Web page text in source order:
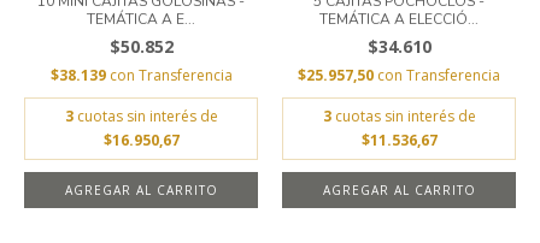
TEMÁTICA A E...
$50.852
$38.139 con Transferencia
3 cuotas sin interés de
$16.950,67
TEMÁTICA A ELECCIÓ...
$34.610
$25.957,50 con Transferencia
3 cuotas sin interés de
$11.536,67